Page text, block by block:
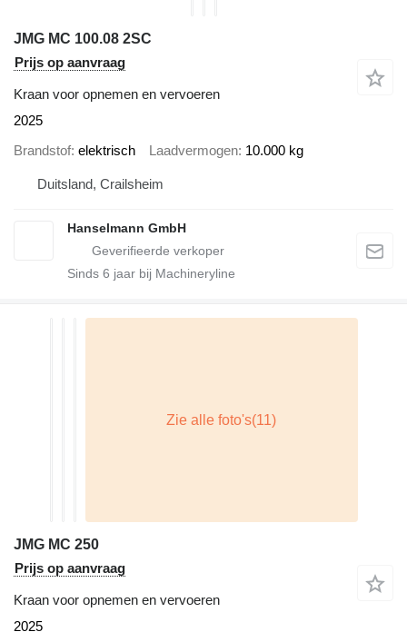
JMG MC 100.08 2SC
Prijs op aanvraag
Kraan voor opnemen en vervoeren
2025
Brandstof elektrisch Laadvermogen 10.000 kg
Duitsland, Crailsheim
Hanselmann GmbH
Sinds 6 jaar bij Machineryline
JMG MC 250
Prijs op aanvraag
Kraan voor opnemen en vervoeren
2025